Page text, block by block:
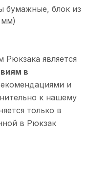
бумажные, блок из
мм)
является
в
и
к нашему
только в
в Рюкзак